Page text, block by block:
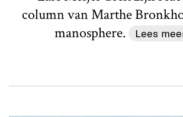
column van Marthe
manosphere.
Lees